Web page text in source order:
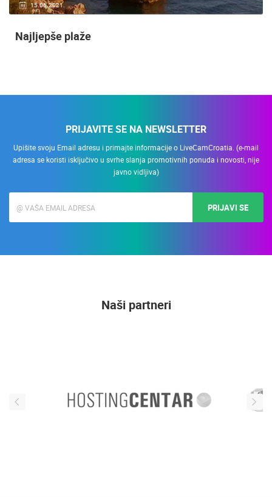
15.06.2021.
Najljepše plaže
PRIJAVITE SE NA NEWSLETTER
Upišite svoju Email adresu i primajte informacije o LiveCamCroatia. (e-mail
adresa se koristi isključivo u svrhe slanja promotivnih ponuda i novosti, nije
javno vidljiva)
PRIJAVI SE
Naši partneri